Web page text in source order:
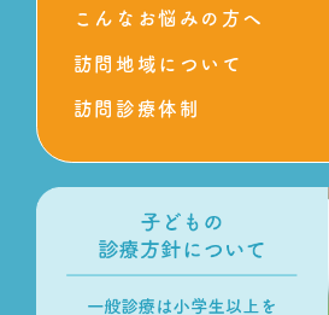
こんなお悩みの方へ
訪問地域について
訪問診療体制